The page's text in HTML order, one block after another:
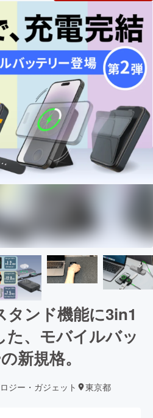
タンド機能に3in1
た、モバイルバッ
新規格。
ジー・ガジェット 東京都